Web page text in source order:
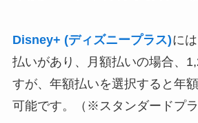
Disney+ (ディズニープラス)に
払いがあり、月額払いの場合、
すが、年額払いを選択すると年
可能です。（※スタンダードプラ